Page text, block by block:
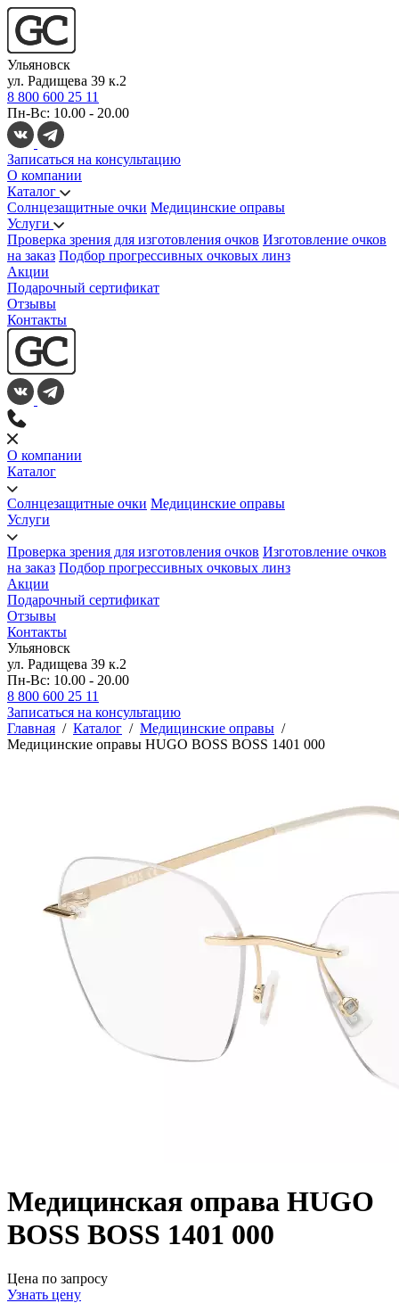
Ульяновск
ул. Радищева 39 к.2
8 800 600 25 11
Пн-Вс: 10.00 - 20.00
Записаться на консультацию
О компании
Каталог
Солнцезащитные очки Медицинские оправы
Услуги
Проверка зрения для изготовления очков Изготовление очков
на заказ Подбор прогрессивных очковых линз
Акции
Подарочный сертификат
Отзывы
Контакты
О компании
Каталог
Солнцезащитные очки Медицинские оправы
Услуги
Проверка зрения для изготовления очков Изготовление очков
на заказ Подбор прогрессивных очковых линз
Акции
Подарочный сертификат
Отзывы
Контакты
Ульяновск
ул. Радищева 39 к.2
Пн-Вс: 10.00 - 20.00
8 800 600 25 11
Записаться на консультацию
Главная / Каталог / Медицинские оправы /
Медицинские оправы HUGO BOSS BOSS 1401 000
Медицинская оправа HUGO
BOSS BOSS 1401 000
Цена по запросу
Узнать цену